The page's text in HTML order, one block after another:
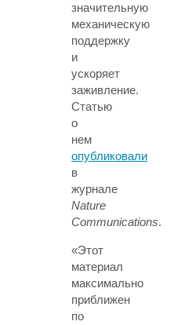
значительную
механическую
поддержку
и
ускоряет
заживление.
Статью
о
нем
опубликовали
в
журнале
Nature
Communications.
«Этот
материал
максимально
приближен
по